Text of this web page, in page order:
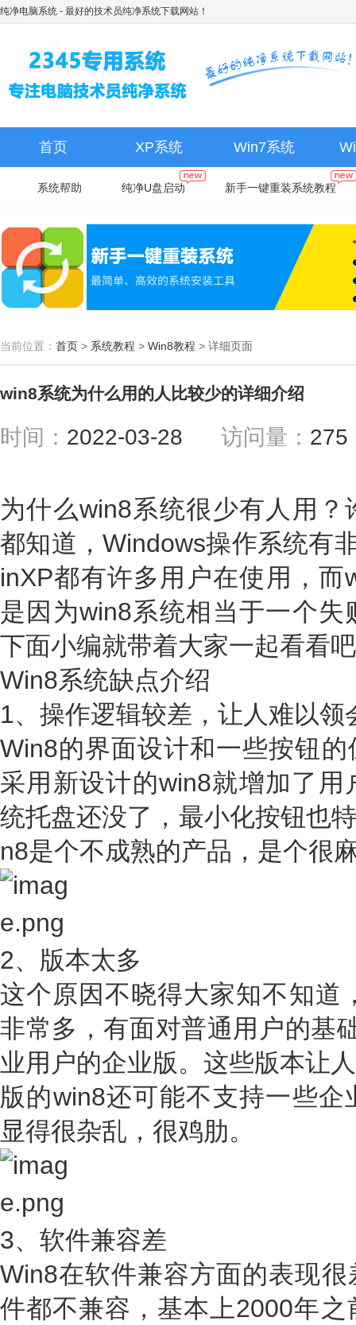
纯净电脑系统 - 最好的技术员纯净系统下载网站！
首页 XP系统 Win7系统
系统帮助 纯净U盘启动 新手一键重装系统教程
当前位置： 首页 > 系统教程 > Win8教程 > 详细页面
win8系统为什么用的人比较少的详细介绍
时间： 2022-03-28 访问量：
为什么win8系统很少有人用
都知道，Windows操作系统有
inXP都有许多用户在使用，
是因为win8系统相当于一个
下面小编就带着大家一起看看
Win8系统缺点介绍
1、操作逻辑较差，让人难以领
Win8的界面设计和一些按钮
采用新设计的win8就增加了
统托盘还没了，最小化按钮也
n8是个不成熟的产品，是个很
2、版本太多
这个原因不晓得大家知不知道
非常多，有面对普通用户的基
业用户的企业版。这些版本让
版的win8还可能不支持一些
显得很杂乱，很鸡肋。
3、软件兼容差
Win8在软件兼容方面的表现
件都不兼容，基本上2000年